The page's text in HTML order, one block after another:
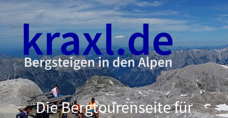
Die Bergtourenseite für